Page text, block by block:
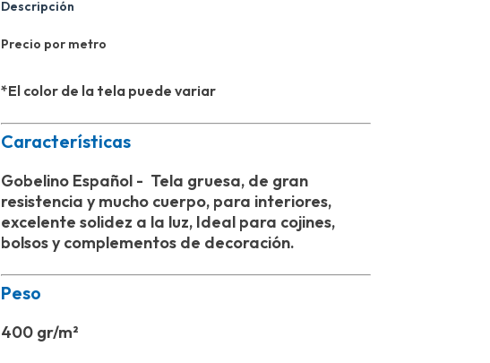
Descripción
Precio por metro
*El color de la tela puede variar
Características
Gobelino Español - Tela gruesa, de gran
resistencia y mucho cuerpo, para interiores,
excelente solidez a la luz, Ideal para cojines,
bolsos y complementos de decoración.
Peso
400 gr/m²